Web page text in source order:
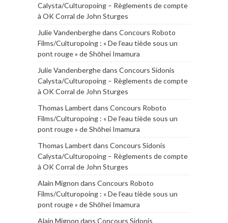
Calysta/Culturopoing – Règlements de compte
à OK Corral de John Sturges
Julie Vandenberghedans Concours Roboto
Films/Culturopoing : « De l’eau tiède sous un
pont rouge » de Shōhei Imamura
Julie Vandenberghedans Concours Sidonis
Calysta/Culturopoing – Règlements de compte
à OK Corral de John Sturges
Thomas Lambert dans Concours Roboto
Films/Culturopoing : « De l’eau tiède sous un
pont rouge » de Shōhei Imamura
Thomas Lambert dans Concours Sidonis
Calysta/Culturopoing – Règlements de compte
à OK Corral de John Sturges
Alain Mignon dans Concours Roboto
Films/Culturopoing : « De l’eau tiède sous un
pont rouge » de Shōhei Imamura
Alain Mignon dans Concours Sidonis